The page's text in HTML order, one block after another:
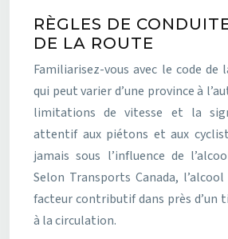
RÈGLES DE
DE LA ROUTE
Familiarisez-vous avec le code de
qui peut varier d’une province à
limitations de vitesse et la
attentif aux piétons et aux
jamais sous l’influence de
Selon Transports Canada,
facteur contributif dans près d’un
à la circulation.